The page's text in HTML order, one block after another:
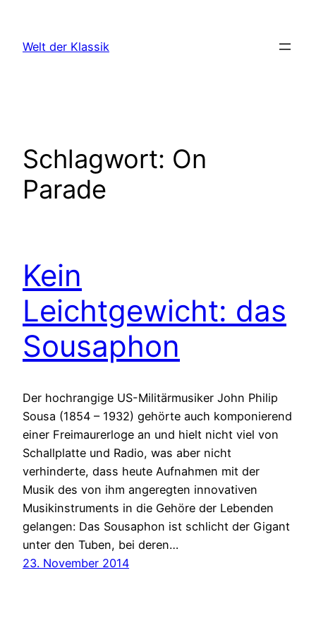
springen
Welt der Klassik
Schlagwort: On
Parade
Kein
Leichtgewicht: das
Sousaphon
Der hochrangige US-Militärmusiker John Philip
Sousa (1854 – 1932) gehörte auch komponierend
einer Freimaurerloge an und hielt nicht viel von
Schallplatte und Radio, was aber nicht
verhinderte, dass heute Aufnahmen mit der
Musik des von ihm angeregten innovativen
Musikinstruments in die Gehöre der Lebenden
gelangen: Das Sousaphon ist schlicht der Gigant
unter den Tuben, bei deren…
23. November 2014